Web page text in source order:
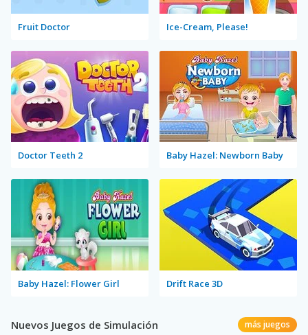
Fruit Doctor Ice-Cream, Please!
Doctor Teeth 2 Baby Hazel: Newborn Baby
Baby Hazel: Flower Girl Drift Race 3D
Nuevos Juegos de Simulación más juegos